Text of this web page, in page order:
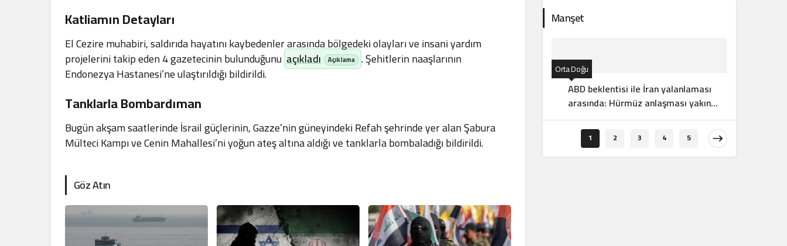
Katliamın Detayları
El Cezire muhabiri, saldırıda hayatını kaybedenler arasında bölgedeki olayları ve insani yardım
projelerini takip eden 4 gazetecinin bulunduğunu açıkladı . Şehitlerin naaşlarının
Endonezya Hastanesi’ne ulaştırıldığı bildirildi.
Tanklarla Bombardıman
Bugün akşam saatlerinde İsrail güçlerinin, Gazze’nin güneyindeki Refah şehrinde yer alan Şabura
Mülteci Kampı ve Cenin Mahallesi’ni yoğun ateş altına aldığı ve tanklarla bombaladığı bildirildi.
Göz Atın
Manşet
Orta Doğu
ABD beklentisi ile İran yalanlaması
arasında: Hürmüz anlaşması yakın
mı?
1 2 3 4 5